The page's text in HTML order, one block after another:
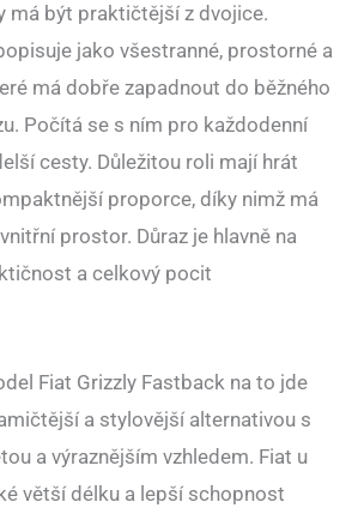
má být praktičtější z dvojice.
jako všestranné, prostorné a
má dobře zapadnout do běžného
Počítá se s ním pro každodenní
cesty. Důležitou roli mají hrát
proporce, díky nimž má
prostor. Důraz je hlavně na
a celkový pocit
Fiat Grizzly Fastback na to jde
a stylovější alternativou s
a výraznějším vzhledem. Fiat u
větší délku a lepší schopnost